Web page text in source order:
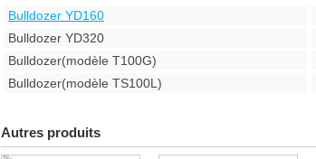
Bulldozer YD160
Bulldozer YD320
Bulldozer(modèle T100G)
Bulldozer(modèle TS100L)
Autres produits